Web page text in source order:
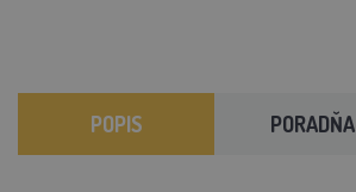
POPIS PORADŇA